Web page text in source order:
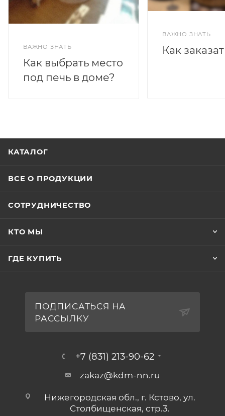
ВАЖНО ЗНАТЬ
Как выбрать место
под печь в доме?
ВАЖНО ЗНАТЬ
Как
КАТАЛОГ
ВСЕ О ПРОДУКЦИИ
СОТРУДНИЧЕСТВО
КТО МЫ
ГДЕ КУПИТЬ
ПОДПИСАТЬСЯ НА
РАССЫЛКУ
+7 (831) 213-90-62
zakaz@kdm-nn.ru
Нижегородская обл., г. Кстово, ул.
Столбищенская, стр.3.